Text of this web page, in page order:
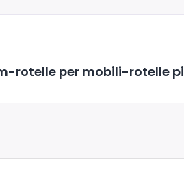
rotelle per mobili-rotelle